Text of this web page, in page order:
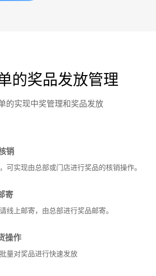
的奖品发放管理
的实现中奖管理和奖品发放
销
可实现由总部或门店进行奖品的核销操作。
寄
线上邮寄，由总部进行奖品邮寄。
操作
量对奖品进行快速发放